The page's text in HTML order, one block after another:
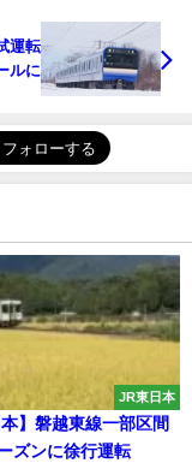
運転
ルに
JR東日本
本】磐越東線一部区間
ズンに徐行運転